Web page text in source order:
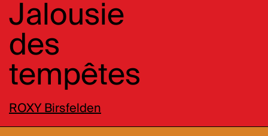
Jalousie
des
tempêtes
ROXY Birsfelden